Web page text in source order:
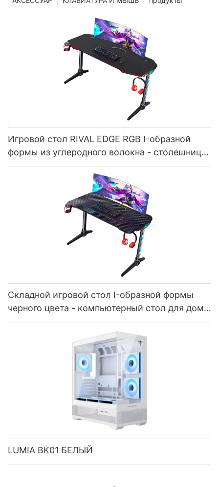
Игровой стол RIVAL EDGE RGB I-образной
формы из углеродного волокна - столешница
с RGB-подсветкой (черный) для геймеров
Складной игровой стол I-образной формы
черного цвета - компьютерный стол для дома
и офиса RIVAL FORGE
LUMIA BK01 БЕЛЫЙ